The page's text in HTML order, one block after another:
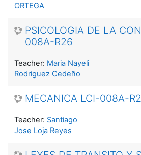
ORTEGA
PSICOLOGIA DE LA
008A-R26
Teacher: Maria Nayeli
Rodriguez Cedeño
MECANICA LCI-008A-
Teacher: Santiago
Jose Loja Reyes